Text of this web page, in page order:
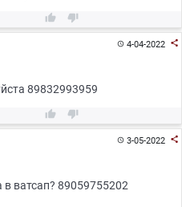
 
4-04-2022 
89832993959
 
3-05-2022 
в ватсап? 89059755202